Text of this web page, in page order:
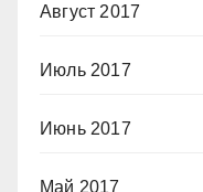
Август 2017
Июль 2017
Июнь 2017
Май 2017